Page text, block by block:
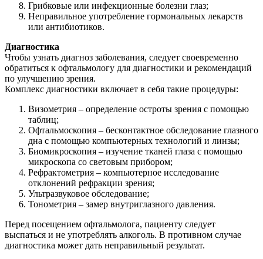
Грибковые или инфекционные болезни глаз;
Неправильное употребление гормональных лекарств
или антибиотиков.
Диагностика
Чтобы узнать диагноз заболевания, следует своевременно
обратиться к офтальмологу для диагностики и рекомендаций
по улучшению зрения.
Комплекс диагностики включает в себя такие процедуры:
Визометрия – определение остроты зрения с помощью
таблиц;
Офтальмоскопия – бесконтактное обследование глазного
дна с помощью компьютерных технологий и линзы;
Биомикроскопия – изучение тканей глаза с помощью
микроскопа со световым прибором;
Рефрактометрия – компьютерное исследование
отклонений рефракции зрения;
Ультразвуковое обследование;
Тонометрия – замер внутриглазного давления.
Перед посещением офтальмолога, пациенту следует
выспаться и не употреблять алкоголь. В противном случае
диагностика может дать неправильный результат.